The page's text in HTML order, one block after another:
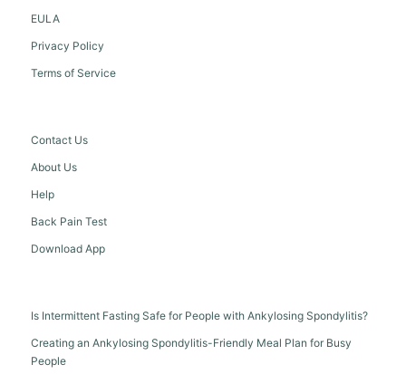
EULA
Privacy Policy
Terms of Service
Contact Us
About Us
Help
Back Pain Test
Download App
Is Intermittent Fasting Safe for People with Ankylosing Spondylitis?
Creating an Ankylosing Spondylitis-Friendly Meal Plan for Busy
People